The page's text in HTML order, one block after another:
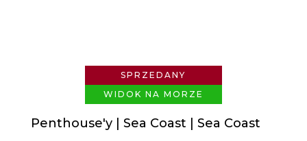
SPRZEDANY
WIDOK NA MORZE
Penthouse'y | Sea Coast | Sea Coast